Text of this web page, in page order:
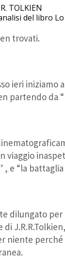
del libro
trovati.
ieri iniziamo
partendo da
viaggio
, e “la
dilungato
niente